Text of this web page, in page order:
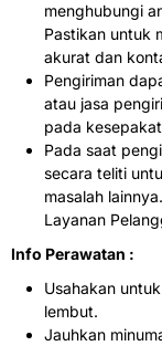
menghubungi
Pastikan untuk
akurat dan
Pengiriman
atau jasa
pada
Pada saat
secara teliti
masalah
Layanan
Info Perawatan :
Usahakan
lembut.
Jauhkan